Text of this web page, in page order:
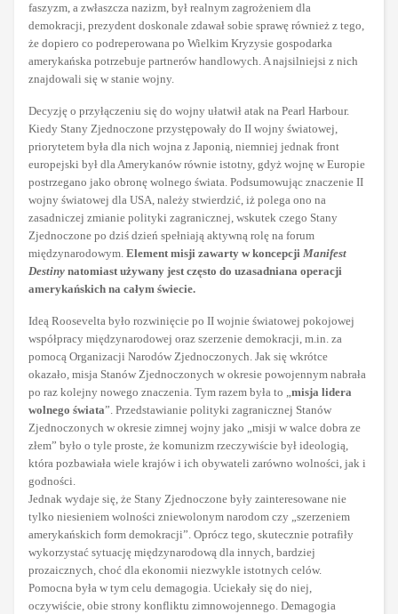
faszyzm, a zwłaszcza nazizm, był realnym zagrożeniem dla
demokracji, prezydent doskonale zdawał sobie sprawę również z tego,
że dopiero co podreperowana po Wielkim Kryzysie gospodarka
amerykańska potrzebuje partnerów handlowych. A najsilniejsi z nich
znajdowali się w stanie wojny.
Decyzję o przyłączeniu się do wojny ułatwił atak na Pearl Harbour.
Kiedy Stany Zjednoczone przystępowały do II wojny światowej,
priorytetem była dla nich wojna z Japonią, niemniej jednak front
europejski był dla Amerykanów równie istotny, gdyż wojnę w Europie
postrzegano jako obronę wolnego świata. Podsumowując znaczenie II
wojny światowej dla USA, należy stwierdzić, iż polega ono na
zasadniczej zmianie polityki zagranicznej, wskutek czego Stany
Zjednoczone po dziś dzień spełniają aktywną rolę na forum
międzynarodowym. Element misji zawarty w koncepcji Manifest
Destiny natomiast używany jest często do uzasadniana operacji
amerykańskich na całym świecie.
Ideą Roosevelta było rozwinięcie po II wojnie światowej pokojowej
współpracy międzynarodowej oraz szerzenie demokracji, m.in. za
pomocą Organizacji Narodów Zjednoczonych. Jak się wkrótce
okazało, misja Stanów Zjednoczonych w okresie powojennym nabrała
po raz kolejny nowego znaczenia. Tym razem była to „misja lidera
wolnego świata”. Przedstawianie polityki zagranicznej Stanów
Zjednoczonych w okresie zimnej wojny jako „misji w walce dobra ze
złem” było o tyle proste, że komunizm rzeczywiście był ideologią,
która pozbawiała wiele krajów i ich obywateli zarówno wolności, jak i
godności.
Jednak wydaje się, że Stany Zjednoczone były zainteresowane nie
tylko niesieniem wolności zniewolonym narodom czy „szerzeniem
amerykańskich form demokracji”. Oprócz tego, skutecznie potrafiły
wykorzystać sytuację międzynarodową dla innych, bardziej
prozaicznych, choć dla ekonomii niezwykle istotnych celów.
Pomocna była w tym celu demagogia. Uciekały się do niej,
oczywiście, obie strony konfliktu zimnowojennego. Demagogia